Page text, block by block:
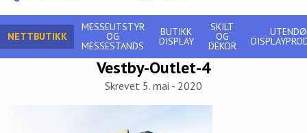
NETTBUTIKK
MESSEUTSTYR
OG
MESSESTANDS
BUTIKK
DISPLAY
SKILT
OG
DEKOR
Vestby-Outlet-4
Skrevet 5. mai - 2020